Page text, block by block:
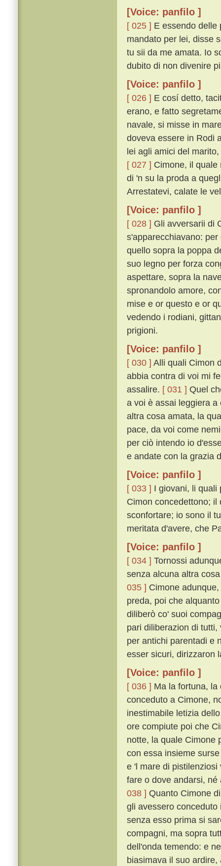
[Voice: panfilo ]
[ 025 ] E essendo delle
mandato per lei, disse
tu sii da me amata. Io
dubito di non divenire
[Voice: panfilo ]
[ 026 ] E cosí detto,
erano, e fatto
navale, si misse in
doveva essere in Rodi
lei agli amici del
[ 027 ] Cimone, il
di 'n su la proda a
Arrestatevi, calate le
[Voice: panfilo ]
[ 028 ] Gli avversarii di
s'apparecchiavano:
quello sopra la poppa
suo legno per forza
aspettare, sopra la
spronandolo amore,
mise e or questo e or
vedendo i rodiani,
prigioni.
[Voice: panfilo ]
[ 030 ] Alli quali Cimon
abbia contra di voi mi
assalire. [ 031 ] Quel
a voi è assai leggiera
altra cosa amata, la
pace, da voi come
per ciò intendo io
e andate con la grazia
[Voice: panfilo ]
[ 033 ] I giovani, li quali
Cimon concedettono; il
sconfortare; io sono il
meritata d'avere, che
[Voice: panfilo ]
[ 034 ] Tornossi
senza alcuna altra
035 ] Cimone
preda, poi che
diliberò co' suoi
pari diliberazion di
per antichi parentadi e
esser sicuri, dirizzaron
[Voice: panfilo ]
[ 036 ] Ma la fortuna,
conceduto a Cimone,
inestimabile letizia
ore compiute poi che
notte, la quale Cimone
con essa insieme
e 'l mare di
fare o dove andarsi,
038 ] Quanto Cimone
gli avessero
senza esso prima si
compagni, ma sopra
dell'onda temendo: e
biasimava il suo